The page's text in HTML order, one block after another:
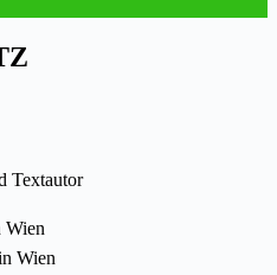
Textautor
Wien
Wien